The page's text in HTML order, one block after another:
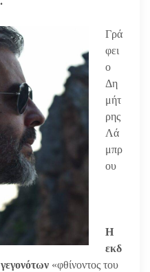
Γρά
φει
ο
Δη
μήτ
ρης
Λά
μπρ
ου
Η
εκδ
«φθίνοντος του